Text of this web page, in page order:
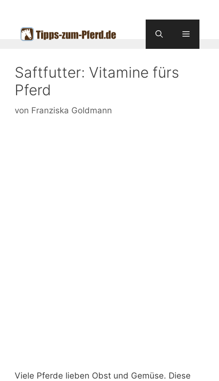
springen
Menü
Saftfutter: Vitamine fürs
Pferd
von Franziska Goldmann
Viele Pferde lieben Obst und Gemüse. Diese